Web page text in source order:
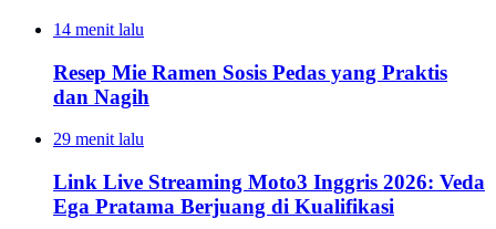
14 menit lalu
Resep Mie Ramen Sosis Pedas yang Praktis
dan Nagih
29 menit lalu
Link Live Streaming Moto3 Inggris 2026: Veda
Ega Pratama Berjuang di Kualifikasi